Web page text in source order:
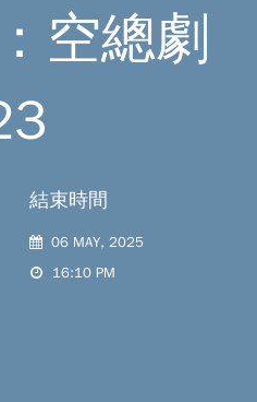
空總劇
結束時間
06 MAY, 2025
16:10 PM